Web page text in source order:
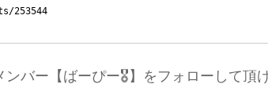
253544
ンバー【ばーぴー🎖️】をフォローして頂